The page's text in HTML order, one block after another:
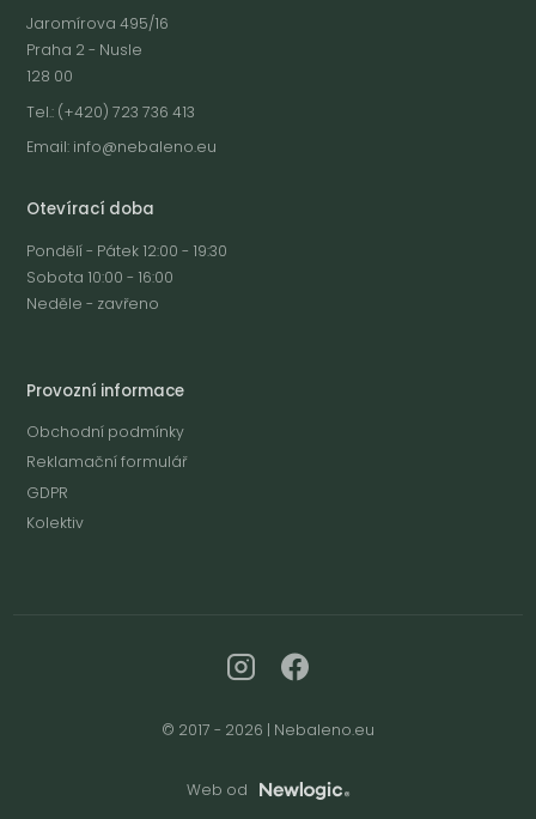
Jaromírova 495/16
Praha 2 - Nusle
128 00
Tel.: (+420) 723 736 413
Email: info@nebaleno.eu
Otevírací doba
Pondělí - Pátek 12:00 - 19:30
Sobota 10:00 - 16:00
Neděle - zavřeno
Provozní informace
Obchodní podmínky
Reklamační formulář
GDPR
Kolektiv
© 2017 - 2026 | Nebaleno.eu
Web od